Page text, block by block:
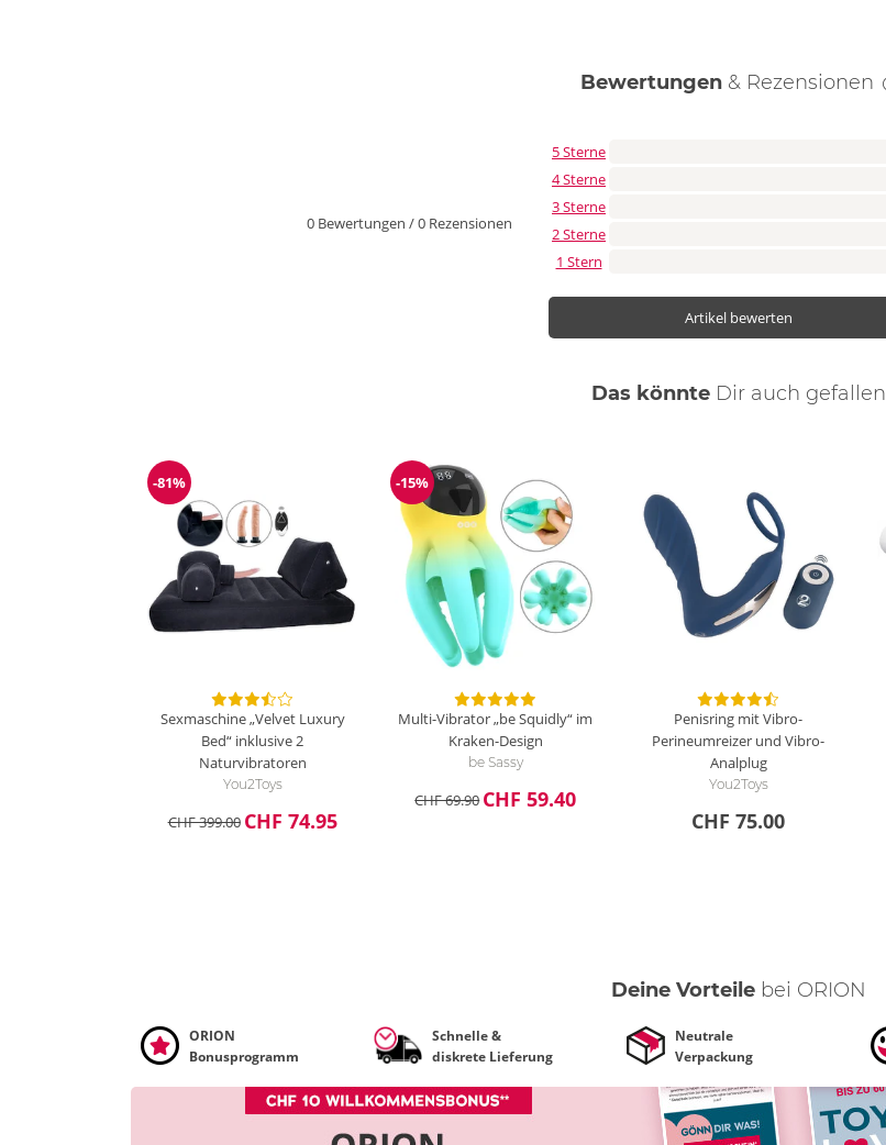
Bewertungen & Rezensionen
0 Bewertungen /0 Rezensionen
5 Sterne
4 Sterne
3 Sterne
2 Sterne
1 Stern
Artikel bewerten
Das könnte Dir auch gefallen
Reduzierung
-81%
Sexmaschine „Velvet Luxury
Bed“ inklusive 2
Naturvibratoren
You2Toys
CHF 399.00 CHF 74.95
Reduzierung
-15%
Multi-Vibrator „be Squidly“ im
Kraken-Design
be Sassy
CHF 69.90 CHF 59.40
Penisring mit Vibro-
Perineumreizer und Vibro-
Analplug
You2Toys
CHF 75.00
Deine Vorteile bei ORION
ORION
Bonusprogramm
Schnelle &
diskrete Lieferung
Neutrale
Verpackung